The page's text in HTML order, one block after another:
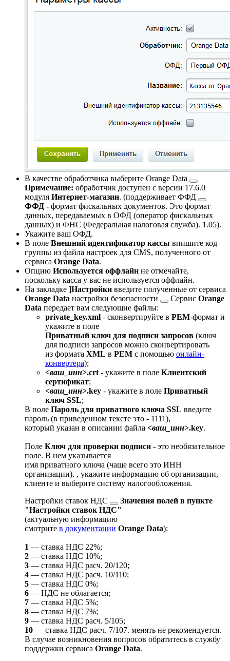
В качестве обработчика выберите Orange Data
Примечание: обработчик доступен с версии 17.6.0
модуля Интернет-магазин. (поддерживает ФФД
ФФД - формат фискальных документов. Это формат
данных, передаваемых в ОФД (оператор фискальных
данных) и ФНС (Федеральная налоговая служба). 1.05).
Укажите ваш ОФД.
В поле Внешний идентификатор кассы впишите код
группы из файла настроек для CMS, полученного от
сервиса Orange Data.
Опцию Используется оффлайн не отмечайте,
поскольку касса у вас не используется оффлайн.
На закладке ]Настройки введите полученные от сервиса
Orange Data настройки безопасности Сервис Orange
Data передает вам следующие файлы:
private_key.xml - сконвертируйте в PEM-формат и
укажите в поле
Приватный ключ для подписи запросов (ключ
для подписи запросов можно сконвертировать
из формата XML в PEM с помощью онлайн-
конвертера);
<ваш_инн>.crt - укажите в поле Клиентский
сертификат;
<ваш_инн>.key - укажите в поле Приватный
ключ SSL;
В поле Пароль для приватного ключа SSL введите
пароль (в приведенном тексте это - 1111),
который указан в описании файла <ваш_инн>.key.
Поле Ключ для проверки подписи - это необязательное
поле. В нем указывается
имя приватного ключа (чаще всего это ИНН
организации). , укажите информацию об организации,
клиенте и выберите систему налогообложения.
Настройки ставок НДС
Значения полей в пункте
"Настройки ставок НДС"
(актуальную информацию
смотрите в документации Orange Data):
1 — ставка НДС 22%;
2 — ставка НДС 10%;
3 — ставка НДС расч. 20/120;
4 — ставка НДС расч. 10/110;
5 — ставка НДС 0%;
6 — НДС не облагается;
7 — ставка НДС 5%;
8 — ставка НДС 7%;
9 — ставка НДС расч. 5/105;
10 — ставка НДС расч. 7/107. менять не рекомендуется.
В случае возникновения вопросов обратитесь в службу
поддержки сервиса Orange Data.